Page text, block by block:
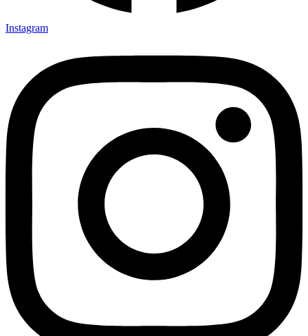
Instagram